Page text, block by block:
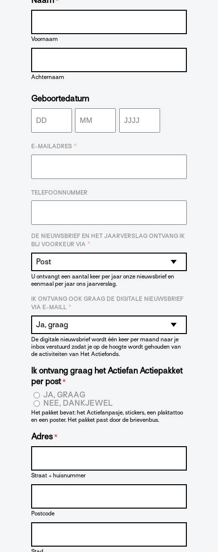
Voornaam
Achternaam
Geboortedatum
Dag Maand Jaar
E-MAILADRES *
TELEFOONNUMMER
DE NIEUWSBRIEF EN HET JAARVERSLAG ONTVANG IK
BIJ VOORKEUR VIA *
U ontvangt een aantal keer per jaar onze nieuwsbrief en
eenmaal per jaar ons jaarverslag.
IK ONTVANG OOK GRAAG DE DIGITALE NIEUWSBRIEF
VIA E-MAILL *
De digitale nieuwsbrief wordt één keer per maand naar je
inbox verstuurd zodat je op de hoogte wordt gehouden van
de activiteiten van Het Actiefonds.
Ik ontvang graag het Actiefan Actiepakket
per post *
JA, GRAAG
NEE, DANKJEWEL
Het pakket bevat: het Actiefanpasje, stickers, een plaktattoo
en een poster. Het pakket past door de brievenbus.
Adres *
Straat + huisnummer
Postcode